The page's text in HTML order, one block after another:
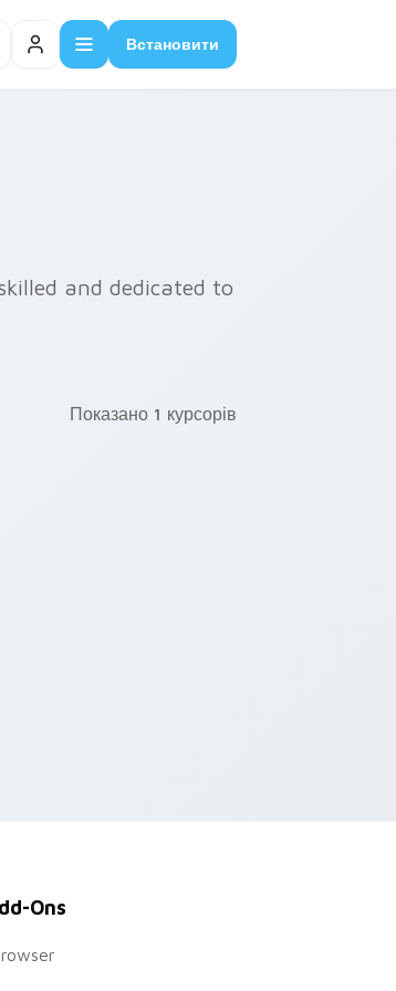
Встановити
and dedicated to
Показано 1 курсорів
Ons